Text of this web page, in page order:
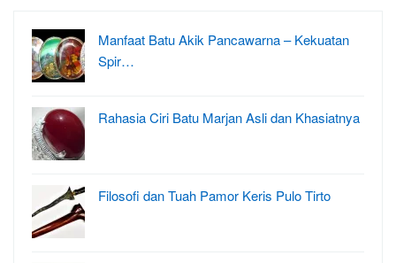
Manfaat Batu Akik Pancawarna – Kekuatan
Spir…
Rahasia Ciri Batu Marjan Asli dan Khasiatnya
Filosofi dan Tuah Pamor Keris Pulo Tirto